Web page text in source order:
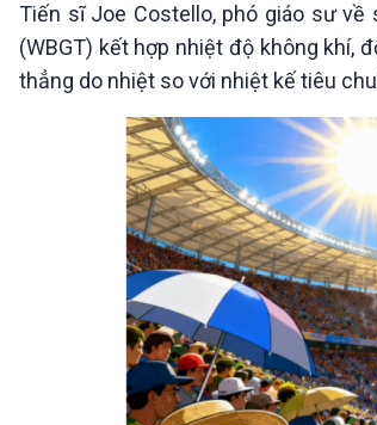
Tiến sĩ Joe Costello, phó giáo sư
(WBGT) kết hợp nhiệt độ không khí,
thẳng do nhiệt so với nhiệt kế tiêu